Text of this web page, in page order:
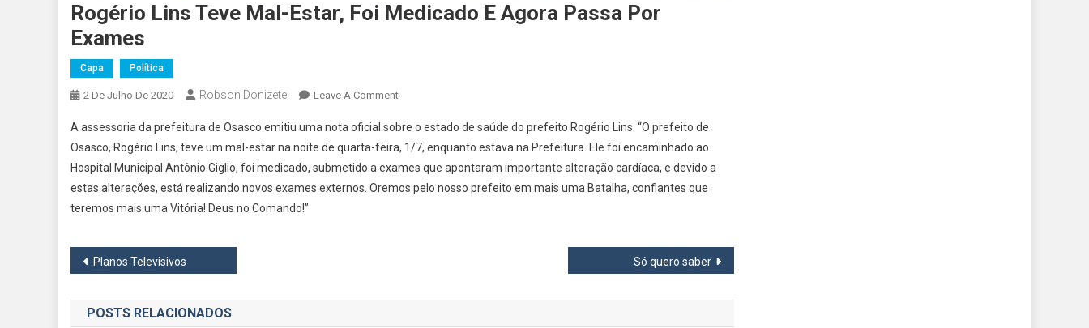
Rogério Lins Teve Mal-Estar, Foi Medicado E Agora Passa Por
Exames
Capa Política
2 De Julho De 2020 Robson Donizete Leave A CommentOn
Lins
Teve
Mal-
Estar,
Por
A assessoria da prefeitura de Osasco emitiu uma nota oficial sobre o estado de saúde do prefeito Rogério Lins. “O prefeito de
Osasco, Rogério Lins, teve um mal-estar na noite de quarta-feira, 1/7, enquanto estava na Prefeitura. Ele foi encaminhado ao
Hospital Municipal Antônio Giglio, foi medicado, submetido a exames que apontaram importante alteração cardíaca, e devido a
estas alterações, está realizando novos exames externos. Oremos pelo nosso prefeito em mais uma Batalha, confiantes que
teremos mais uma Vitória! Deus no Comando!”
Navegação
de
Planos Televisivos Só quero saber
POSTS RELACIONADOS